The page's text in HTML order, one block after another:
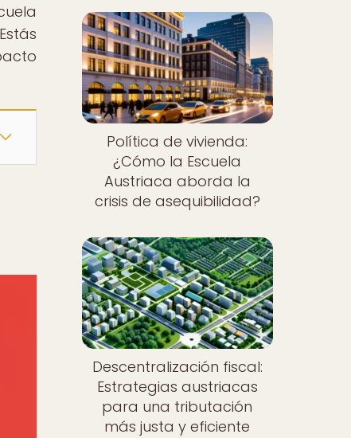
Política de vivienda:
¿Cómo la Escuela
Austriaca aborda la
crisis de asequibilidad?
Descentralización fiscal:
Estrategias austriacas
para una tributación
más justa y eficiente